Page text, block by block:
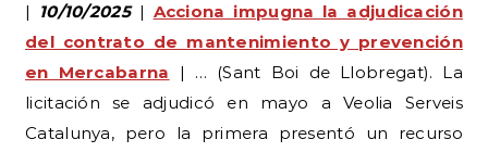
| 10/10/2025| Acciona impugna la adjudicación
del contrato de mantenimiento y prevención
en Mercabarna | … (Sant Boi de Llobregat). La
licitación se adjudicó en mayo a Veolia Serveis
Catalunya, pero la primera presentó un recurso